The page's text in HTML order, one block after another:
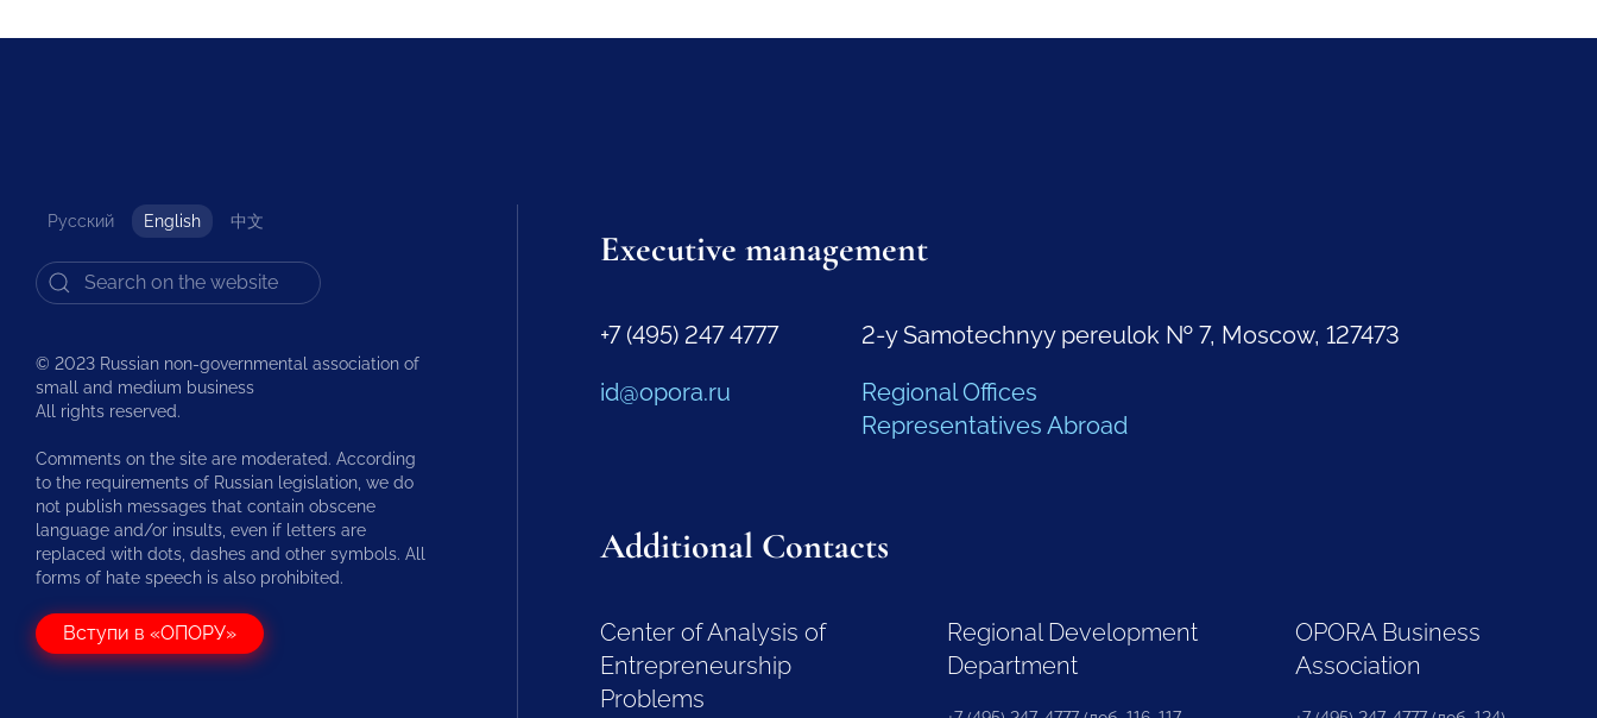
Русский English 中文
© 2023 Russian non-governmental association of
small and medium business
All rights reserved.
Comments on the site are moderated. According
to the requirements of Russian legislation, we do
not publish messages that contain obscene
language and/or insults, even if letters are
replaced with dots, dashes and other symbols. All
forms of hate speech is also prohibited.
Вступи в «ОПОРУ»
Executive management
+7 (495) 247 4777
id@opora.ru
2-y Samotechnyy pereulok № 7, Moscow, 127473
Regional Offices
Representatives Abroad
Additional Contacts
Center of Analysis of
Entrepreneurship
Problems
Regional Development
Department
OPORA Business
Association